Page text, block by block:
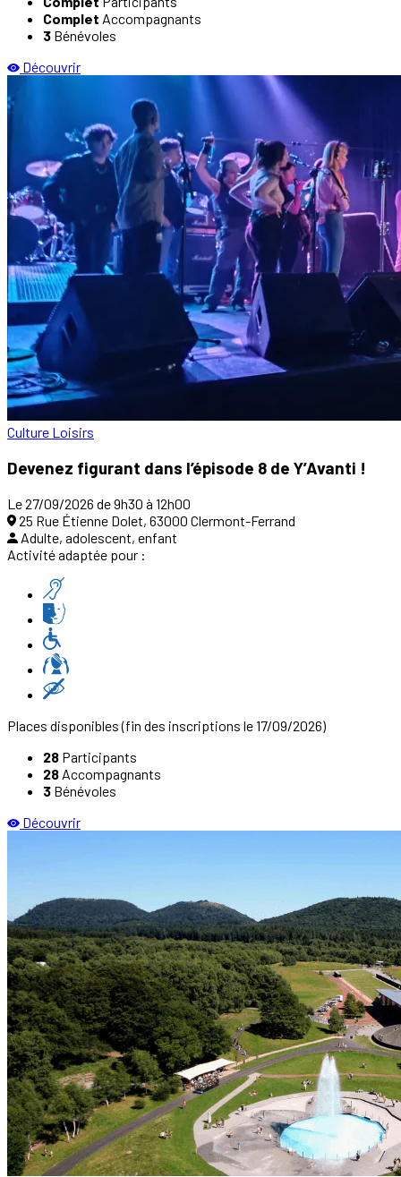
Complet Accompagnants
3 Bénévoles
Découvrir
Culture Loisirs
Devenez figurant dans l’épisode 8 de Y’Avanti !
Le 27/09/2026 de 9h30 à 12h00
25 Rue Étienne Dolet, 63000 Clermont-Ferrand
Adulte, adolescent, enfant
Activité adaptée pour :
Places disponibles(fin des inscriptions le 17/09/2026)
28 Participants
28 Accompagnants
3 Bénévoles
Découvrir